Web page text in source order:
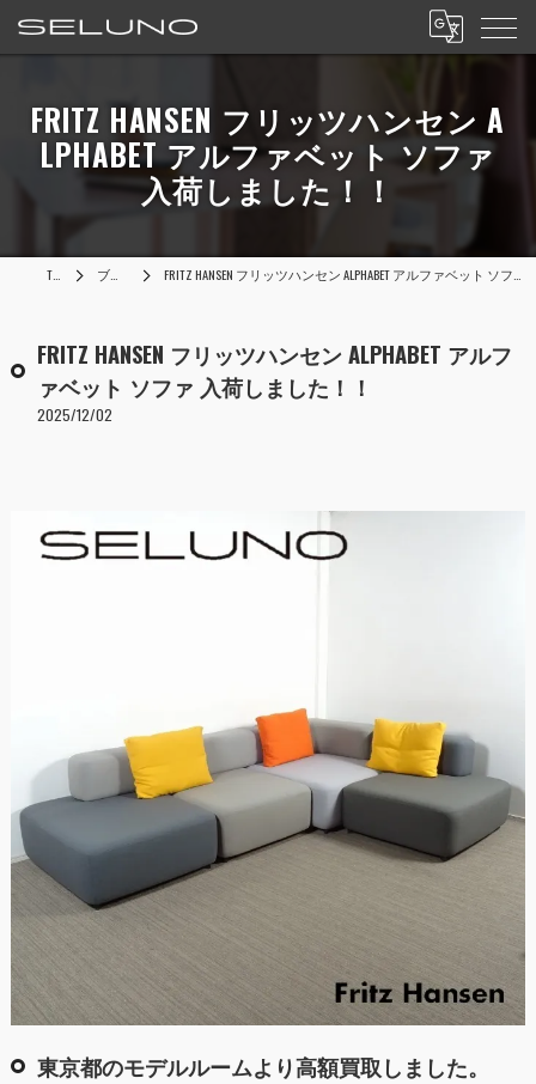
FRITZ HANSEN フリッツハンセン A
LPHABET アルファベット ソファ
入荷しました！！
TOP ブログ FRITZ HANSEN フリッツハンセン ALPHABET アルファベット ソファ 入荷しました！！
FRITZ HANSEN フリッツハンセン ALPHABET アルフ
ァベット ソファ 入荷しました！！
2025/12/02
東京都のモデルルームより高額買取しました。